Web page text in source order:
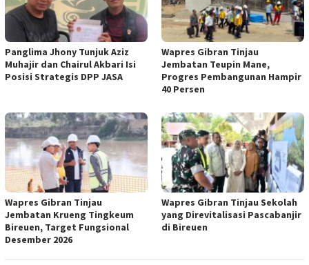
Panglima Jhony Tunjuk Aziz
Muhajir dan Chairul Akbari Isi
Posisi Strategis DPP JASA
Wapres Gibran Tinjau
Jembatan Teupin Mane,
Progres Pembangunan Hampir
40 Persen
Wapres Gibran Tinjau
Jembatan Krueng Tingkeum
Bireuen, Target Fungsional
Desember 2026
Wapres Gibran Tinjau Sekolah
yang Direvitalisasi Pascabanjir
di Bireuen